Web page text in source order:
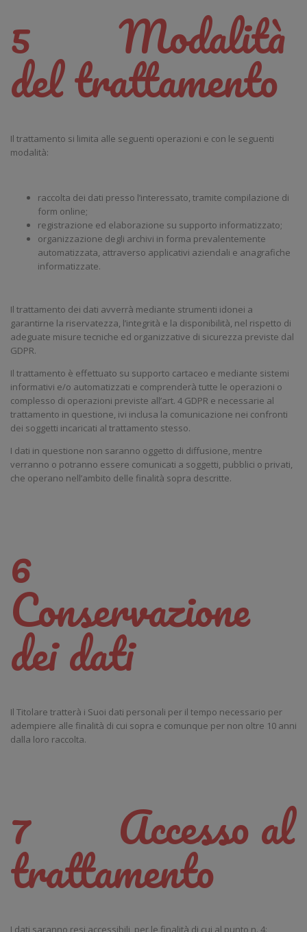
5 Modalità
del trattamento
Il trattamento si limita alle seguenti operazioni e con le seguenti
modalità:
raccolta dei dati presso l’interessato, tramite compilazione di
form online;
registrazione ed elaborazione su supporto informatizzato;
organizzazione degli archivi in forma prevalentemente
automatizzata, attraverso applicativi aziendali e anagrafiche
informatizzate.
Il trattamento dei dati avverrà mediante strumenti idonei a
garantirne la riservatezza, l’integrità e la disponibilità, nel rispetto di
adeguate misure tecniche ed organizzative di sicurezza previste dal
GDPR.
Il trattamento è effettuato su supporto cartaceo e mediante sistemi
informativi e/o automatizzati e comprenderà tutte le operazioni o
complesso di operazioni previste all’art. 4 GDPR e necessarie al
trattamento in questione, ivi inclusa la comunicazione nei confronti
dei soggetti incaricati al trattamento stesso.
I dati in questione non saranno oggetto di diffusione, mentre
verranno o potranno essere comunicati a soggetti, pubblici o privati,
che operano nell’ambito delle finalità sopra descritte.
6
Conservazione
dei dati
Il Titolare tratterà i Suoi dati personali per il tempo necessario per
adempiere alle finalità di cui sopra e comunque per non oltre 10 anni
dalla loro raccolta.
7 Accesso al
trattamento
I dati saranno resi accessibili, per le finalità di cui al punto n. 4: